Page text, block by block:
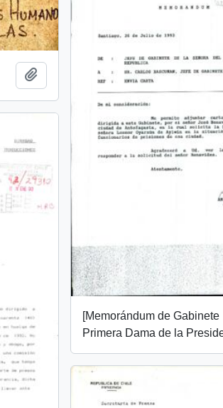
Añadir al portapapeles
[Memorándum de Gabinete
Primera Dama de la